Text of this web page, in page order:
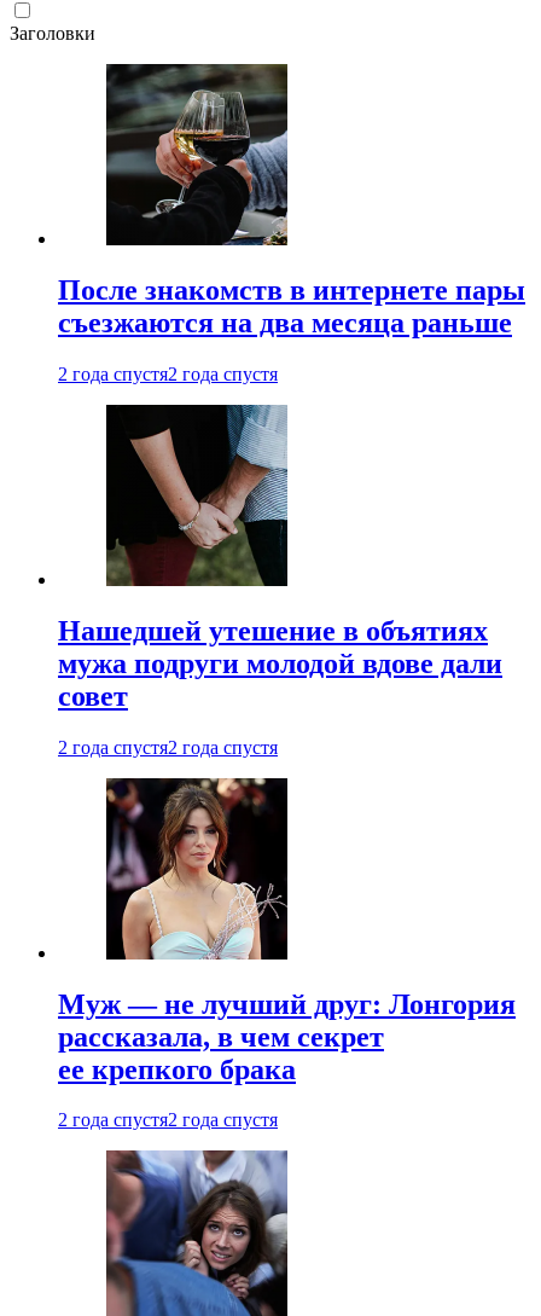
Заголовки
После знакомств в интернете пары
съезжаются на два месяца раньше
2 года спустя2 года спустя
Нашедшей утешение в объятиях
мужа подруги молодой вдове дали
совет
2 года спустя2 года спустя
Муж — не лучший друг: Лонгория
рассказала, в чем секрет
ее крепкого брака
2 года спустя2 года спустя